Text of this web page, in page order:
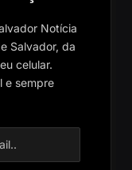
Notícia
Salvador, da
celular.
e sempre